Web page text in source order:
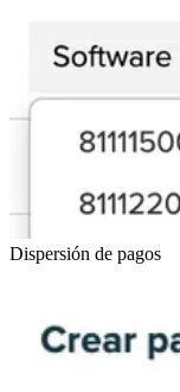
Dispersión de pagos